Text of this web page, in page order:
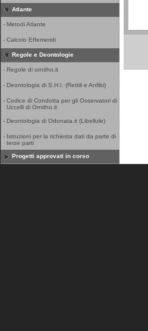
Atlante
- Metodi Atlante
- Calcolo Effemeridi
Regole e Deontologie
- Regole di ornitho.it
- Deontologia di S.H.I. (Rettili e Anfibi)
- Codice di Condotta per gli Osservatori di
Uccelli di Ornitho.it
- Deontologia di Odonata.it (Libellule)
- Istruzioni per la richiesta dati da parte di
terze parti
Progetti approvati in corso